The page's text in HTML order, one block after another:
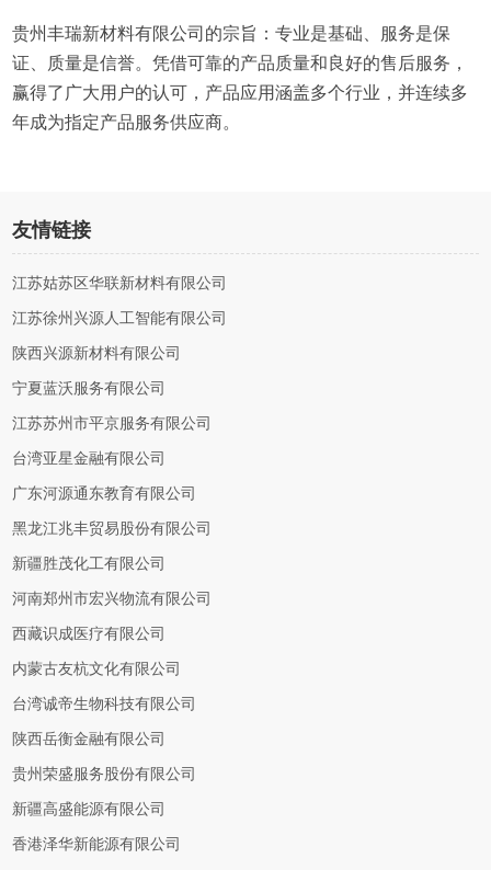
贵州丰瑞新材料有限公司的宗旨：专业是基础、服务是保
证、质量是信誉。凭借可靠的产品质量和良好的售后服务，
赢得了广大用户的认可，产品应用涵盖多个行业，并连续多
年成为指定产品服务供应商。
友情链接
江苏姑苏区华联新材料有限公司
江苏徐州兴源人工智能有限公司
陕西兴源新材料有限公司
宁夏蓝沃服务有限公司
江苏苏州市平京服务有限公司
台湾亚星金融有限公司
广东河源通东教育有限公司
黑龙江兆丰贸易股份有限公司
新疆胜茂化工有限公司
河南郑州市宏兴物流有限公司
西藏识成医疗有限公司
内蒙古友杭文化有限公司
台湾诚帝生物科技有限公司
陕西岳衡金融有限公司
贵州荣盛服务股份有限公司
新疆高盛能源有限公司
香港泽华新能源有限公司